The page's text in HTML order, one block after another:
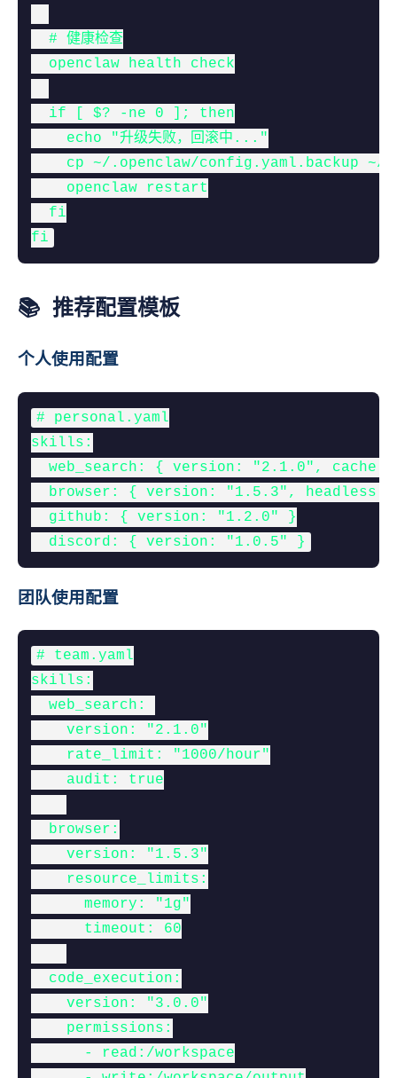
  # 健康检查
  openclaw health check
  if [ $? -ne 0 ]; then
    echo "升级失败，回滚中..."
cp ~/.openclaw/config.yaml.backup ~/
    openclaw restart
  fi
fi
📚 推荐配置模板
个人使用配置
# personal.yaml
skills:
web_search: { version: "2.1.0", cache:
browser: { version: "1.5.3", headless:
  github: { version: "1.2.0" }
  discord: { version: "1.0.5" }
团队使用配置
# team.yaml
skills:
  web_search:
    version: "2.1.0"
    rate_limit: "1000/hour"
    audit: true
  browser:
    version: "1.5.3"
    resource_limits:
      memory: "1g"
      timeout: 60
  code_execution:
    version: "3.0.0"
    permissions:
      - read:/workspace